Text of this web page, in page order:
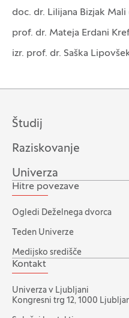
doc. dr. Lilijana Bizjak
prof. dr. Mateja Erdani
izr. prof. dr. Saška
Študij
Raziskovanje
Univerza
Hitre povezave
Ogledi Deželnega dvorca
Teden Univerze
Medijsko središče
Kontakt
Univerza v Ljubljani
Kongresni trg 12, 1000